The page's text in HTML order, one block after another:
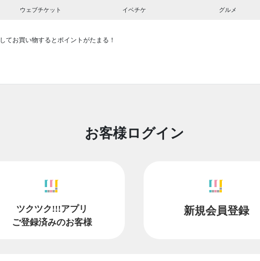
ウェブチケット イベチケ グルメ
してお買い物するとポイントがたまる！
お客様ログイン
ツクツク!!!アプリ
ご登録済みのお客様
新規会員登録